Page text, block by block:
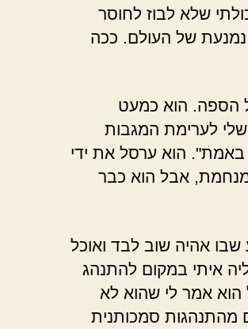
שלא לבוז לחוסר
של העולם. ככה
הספה. הוא כמעט
לערימת המגבות
באמת". הוא ערסל את ידי
אבל הוא כבר
אהיה שוב לבד ואוכל
איתי במקום להתנהג
הוא אמר לי שהוא לא
מהתנהגות סמכותנית